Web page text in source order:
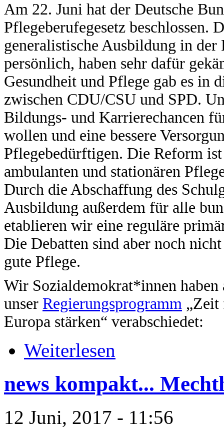
Am 22. Juni hat der Deutsche
Pflegeberufegesetz
generalistische Ausbildung in
persönlich, haben sehr dafür
Gesundheit und Pflege gab es in
zwischen CDU/CSU und SPD.
Bildungs- und Karrierechancen
wollen und eine bessere
Pflegebedürftigen. Die Reform
ambulanten und stationären
Durch die Abschaffung des
Ausbildung außerdem für alle
etablieren wir eine reguläre
Die Debatten sind aber noch
gute Pflege.
Wir Sozialdemokrat*innen haben
unser Regierungsprogramm „Zeit
Europa stärken“ verabschiedet:
Weiterlesen
news kompakt...
12 Juni, 2017 - 11:56